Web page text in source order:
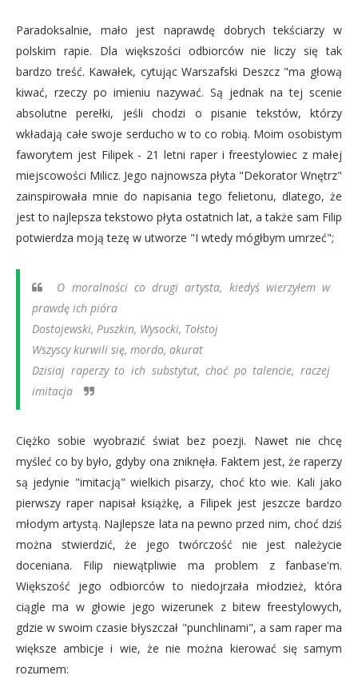
Paradoksalnie, mało jest naprawdę dobrych tekściarzy w
polskim rapie. Dla większości odbiorców nie liczy się tak
bardzo treść. Kawałek, cytując Warszafski Deszcz "ma głową
kiwać, rzeczy po imieniu nazywać. Są jednak na tej scenie
absolutne perełki, jeśli chodzi o pisanie tekstów, którzy
wkładają całe swoje serducho w to co robią. Moim osobistym
faworytem jest Filipek - 21 letni raper i freestylowiec z małej
miejscowości Milicz. Jego najnowsza płyta "Dekorator Wnętrz"
zainspirowała mnie do napisania tego felietonu, dlatego, że
jest to najlepsza tekstowo płyta ostatnich lat, a także sam Filip
potwierdza moją tezę w utworze "I wtedy mógłbym umrzeć";
O moralności co drugi artysta, kiedyś wierzyłem w
prawdę ich pióra
Dostojewski, Puszkin, Wysocki, Tołstoj
Wszyscy kurwili się, mordo, akurat
Dzisiaj raperzy to ich substytut, choć po talencie, raczej
imitacja
Ciężko sobie wyobrazić świat bez poezji. Nawet nie chcę
myśleć co by było, gdyby ona zniknęła. Faktem jest, że raperzy
są jedynie "imitacją" wielkich pisarzy, choć kto wie. Kali jako
pierwszy raper napisał książkę, a Filipek jest jeszcze bardzo
młodym artystą. Najlepsze lata na pewno przed nim, choć dziś
można stwierdzić, że jego twórczość nie jest należycie
doceniana. Filip niewątpliwie ma problem z fanbase'm.
Większość jego odbiorców to niedojrzała młodzież, która
ciągle ma w głowie jego wizerunek z bitew freestylowych,
gdzie w swoim czasie błyszczał "punchlinami", a sam raper ma
większe ambicje i wie, że nie można kierować się samym
rozumem: